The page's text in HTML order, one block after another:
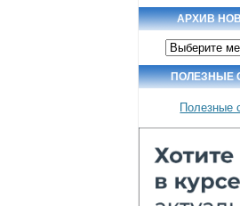
АРХИВ
Архив
новостей
ПОЛЕЗНЫЕ
Полезные